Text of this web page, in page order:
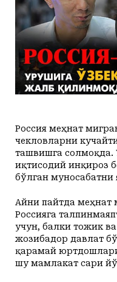
Маданият ва
КУТУБХОНА
Адабиёт
Илмий ишлар
Мақолалар
БОШҚАЛАР
Суратлар
Колумнистлар
Ўзбекистон
Toshkent
Shahar
+24
O'z
Yakshanba, 09
Dushanba, 10
Seshanba, 11
Chorshanba, 12
Payshanba, 13
Juma, 14
Shanba, 15
Россия меҳнат
чекловларни
ташвишга солмоқда.
иқтисодий инқироз
бўлган муносабатни
Айни пайтда меҳнат
Россияга
учун, балки тожик
жозибадор давлат
қарамай
шу мамлакат сари